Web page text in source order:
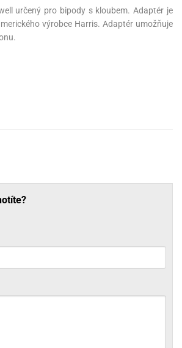
určený pro bipody s kloubem. Adaptér je
výrobce Harris. Adaptér umožňuje